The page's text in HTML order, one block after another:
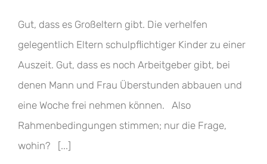
Gut, dass es Großeltern gibt. Die verhelfen
gelegentlich Eltern schulpflichtiger Kinder zu einer
Auszeit. Gut, dass es noch Arbeitgeber gibt, bei
denen Mann und Frau Überstunden abbauen und
eine Woche frei nehmen können. Also
Rahmenbedingungen stimmen; nur die Frage,
wohin? [...]